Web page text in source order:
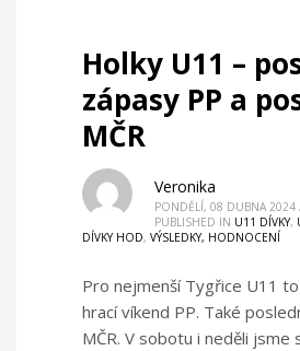
Holky U11 –
zápasy PP a
MČR
Veronika
PONDĚLÍ, 08 DUBNA 2024
PUBLISHED IN U11 DÍVKY,
DÍVKY HOD, VÝSLEDKY, HODNOCENÍ
Pro nejmenší Tygřice U11
hrací víkend PP. Také
MČR. V sobotu i neděli jsme